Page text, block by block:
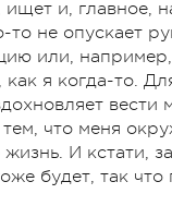
ищет и, главное,
то не опускает
или,
как я когда-то.
вести
что меня
И кстати,
будет, так что